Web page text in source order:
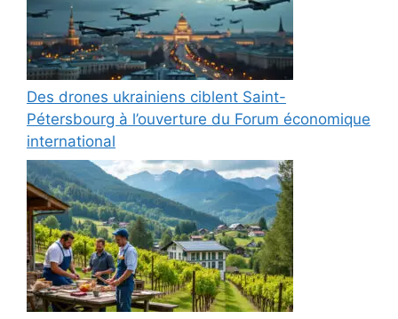
Des drones ukrainiens ciblent Saint-
Pétersbourg à l’ouverture du Forum économique
international